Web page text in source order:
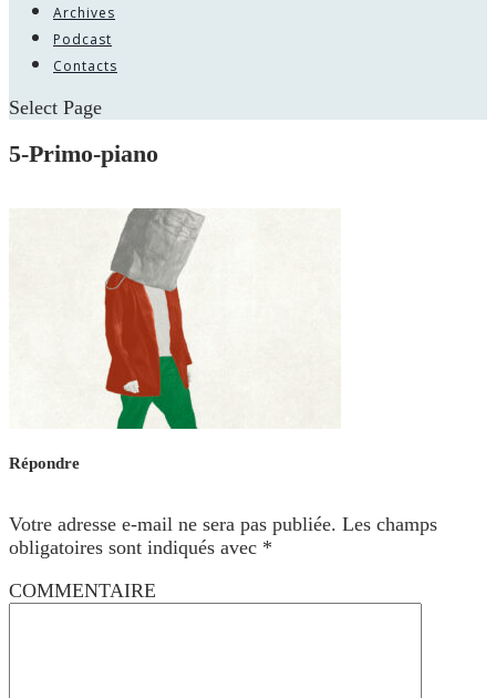
Archives
Podcast
Contacts
Select Page
5-Primo-piano
Répondre
Votre adresse e-mail ne sera pas publiée. Les champs
obligatoires sont indiqués avec *
COMMENTAIRE